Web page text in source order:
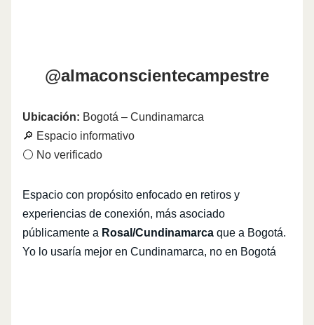
@almaconscientecampestre
Ubicación: Bogotá – Cundinamarca
🔎 Espacio informativo
⚪ No verificado
Espacio con propósito enfocado en retiros y
experiencias de conexión, más asociado
públicamente a Rosal/Cundinamarca que a Bogotá.
Yo lo usaría mejor en Cundinamarca, no en Bogotá